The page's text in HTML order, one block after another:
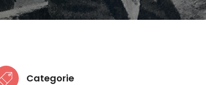
Categorie